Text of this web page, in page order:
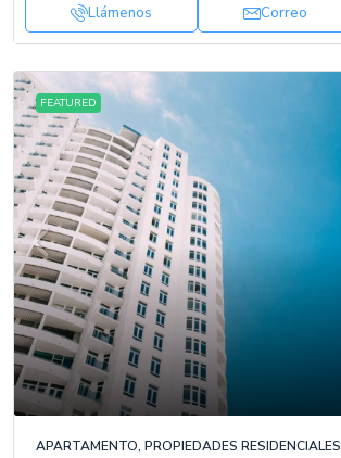
Llámenos Correo
FEATURED
APARTAMENTO, PROPIEDADES RESIDENCIALES